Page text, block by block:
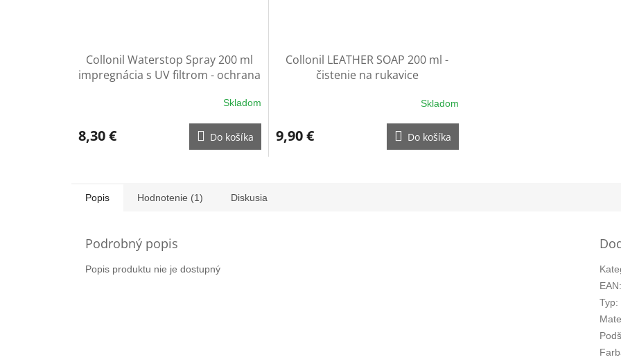
Collonil Waterstop Spray 200 ml
impregnácia s UV filtrom - ochrana
Skladom
8,30 € Do košíka
Collonil LEATHER SOAP 200 ml -
čistenie na rukavice
Skladom
9,90 € Do košíka
Popis Hodnotenie (1) Diskusia
Podrobný popis
Popis produktu nie je dostupný
EAN:
Typ: